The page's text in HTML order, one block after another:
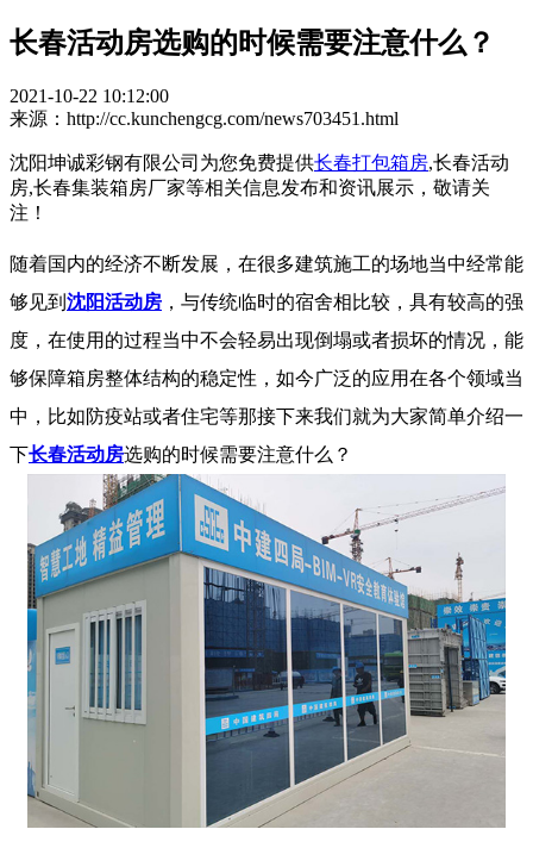
长春活动房选购的时候需要注意什么？
2021-10-22 10:12:00
来源：http://cc.kunchengcg.com/news703451.html
沈阳坤诚彩钢有限公司为您免费提供长春打包箱房,长春活动
房,长春集装箱房厂家等相关信息发布和资讯展示，敬请关
注！
随着国内的经济不断发展，在很多建筑施工的场地当中经常能
够见到 沈阳活动房 ，与传统临时的宿舍相比较，具有较高的强
度，在使用的过程当中不会轻易出现倒塌或者损坏的情况，能
够保障箱房整体结构的稳定性，如今广泛的应用在各个领域当
中，比如防疫站或者住宅等那接下来我们就为大家简单介绍一
下长春活动房选购的时候需要注意什么？